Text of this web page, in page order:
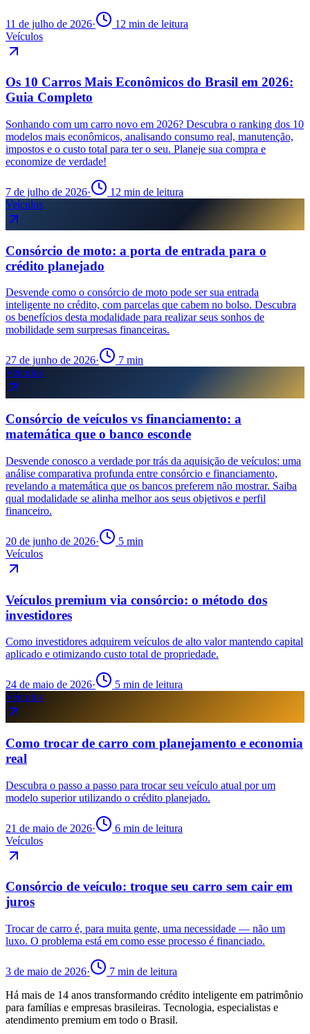
11 de julho de 2026·
12 min de leitura
Veículos
Os 10 Carros Mais Econômicos do Brasil em 2026:
Guia Completo
Sonhando com um carro novo em 2026? Descubra o ranking dos 10
modelos mais econômicos, analisando consumo real, manutenção,
impostos e o custo total para ter o seu. Planeje sua compra e
economize de verdade!
7 de julho de 2026·
12 min de leitura
Veículos
Consórcio de moto: a porta de entrada para o
crédito planejado
Desvende como o consórcio de moto pode ser sua entrada
inteligente no crédito, com parcelas que cabem no bolso. Descubra
os benefícios desta modalidade para realizar seus sonhos de
mobilidade sem surpresas financeiras.
27 de junho de 2026·
7 min
Veículos
Consórcio de veículos vs financiamento: a
matemática que o banco esconde
Desvende conosco a verdade por trás da aquisição de veículos: uma
análise comparativa profunda entre consórcio e financiamento,
revelando a matemática que os bancos preferem não mostrar. Saiba
qual modalidade se alinha melhor aos seus objetivos e perfil
financeiro.
20 de junho de 2026·
5 min
Veículos
Veículos premium via consórcio: o método dos
investidores
Como investidores adquirem veículos de alto valor mantendo capital
aplicado e otimizando custo total de propriedade.
24 de maio de 2026·
5 min de leitura
Veículos
Como trocar de carro com planejamento e economia
real
Descubra o passo a passo para trocar seu veículo atual por um
modelo superior utilizando o crédito planejado.
21 de maio de 2026·
6 min de leitura
Veículos
Consórcio de veículo: troque seu carro sem cair em
juros
Trocar de carro é, para muita gente, uma necessidade — não um
luxo. O problema está em como esse processo é financiado.
3 de maio de 2026·
7 min de leitura
Há mais de 14 anos transformando crédito inteligente em patrimônio
para famílias e empresas brasileiras. Tecnologia, especialistas e
atendimento premium em todo o Brasil.